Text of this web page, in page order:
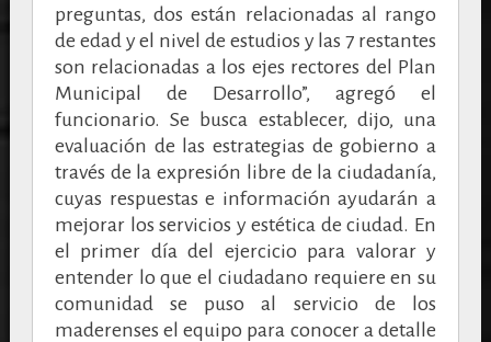
preguntas, dos están relacionadas al rango
de edad y el nivel de estudios y las 7 restantes
son relacionadas a los ejes rectores del Plan
Municipal de Desarrollo”, agregó el
funcionario. Se busca establecer, dijo, una
evaluación de las estrategias de gobierno a
través de la expresión libre de la ciudadanía,
cuyas respuestas e información ayudarán a
mejorar los servicios y estética de ciudad. En
el primer día del ejercicio para valorar y
entender lo que el ciudadano requiere en su
comunidad se puso al servicio de los
maderenses el equipo para conocer a detalle